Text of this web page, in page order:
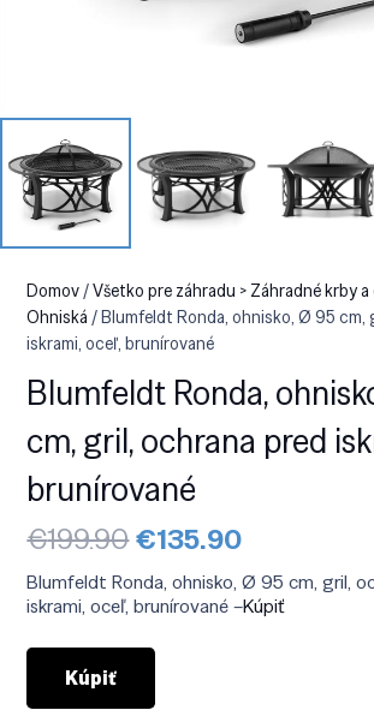
Domov/Všetko pre záhradu > Záhradné krby a
Ohniská / Blumfeldt Ronda, ohnisko, Ø 95 cm,
iskrami, oceľ, brunírované
Blumfeldt Ronda,
cm, gril, ochrana pred
brunírované
€199.90Pôvodná
cena
bola:
€199.90.
€135.90Aktuálna
je:
€135.90.
Blumfeldt Ronda, ohnisko, Ø 95 cm, gril,
iskrami, oceľ, brunírované –Kúpiť
Kúpiť